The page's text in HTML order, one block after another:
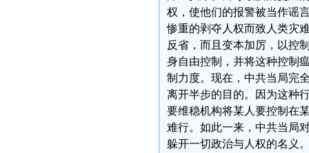
权，使他们的报警被当作谣
惨重的剥夺人权而致人类灾
反省，而且变本加厉，以控
身自由控制，并将这种控制
制力度。现在，中共当局完
离开半步的目的。因为这种
要维稳机构将某人要控制在
难行。如此一来，中共当局
躲开一切政治与人权的名义